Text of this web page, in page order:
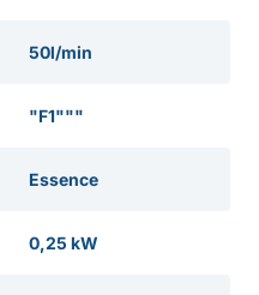
50l/min
"F1"""
Essence
0,25 kW